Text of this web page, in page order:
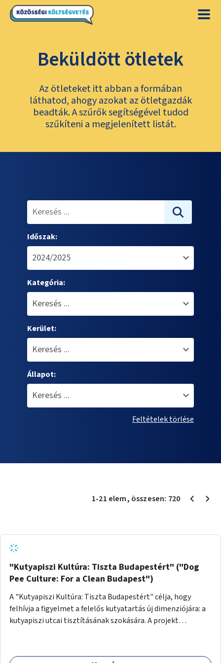
Beküldött ötletek
Az ötleteket itt abban a formában
láthatod, ahogy azokat az ötletgazdák
beadták. A szűrők segítségével tudod
szűkíteni a megjelenített listát.
Időszak:
Kategória:
Kerület:
Állapot:
Feltételek törlése
1-21 elem, összesen: 720
"Kutyapiszi Kultúra: Tiszta Budapestért" ("Dog
Pee Culture: For a Clean Budapest")
A "Kutyapiszi Kultúra: Tiszta Budapestért" célja, hogy
felhívja a figyelmet a felelős kutyatartás új dimenziójára: a
kutyapiszi utcai tisztításának szokására. A projekt
palack vízzel öblítsék le azt, ezzel hozzájárulva a tiszta,